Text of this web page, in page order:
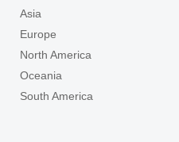
Asia
Europe
North America
Oceania
South America